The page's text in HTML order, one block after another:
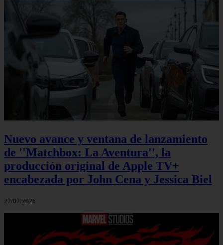
Nuevo avance y ventana de lanzamiento
de ''Matchbox: La Aventura'', la
producción original de Apple TV+
encabezada por John Cena y Jessica Biel
27/07/2026